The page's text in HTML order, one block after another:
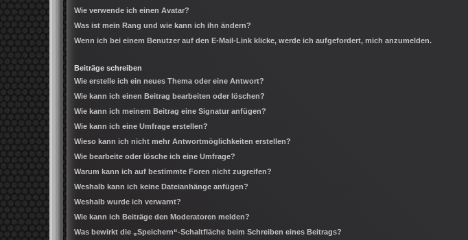
Wie verwende ich einen Avatar?
Was ist mein Rang und wie kann ich ihn ändern?
Wenn ich bei einem Benutzer auf den E-Mail-Link klicke, werde ich aufgefordert, mich anzumelden.
Beiträge schreiben
Wie erstelle ich ein neues Thema oder eine Antwort?
Wie kann ich einen Beitrag bearbeiten oder löschen?
Wie kann ich meinem Beitrag eine Signatur anfügen?
Wie kann ich eine Umfrage erstellen?
Wieso kann ich nicht mehr Antwortmöglichkeiten erstellen?
Wie bearbeite oder lösche ich eine Umfrage?
Warum kann ich auf bestimmte Foren nicht zugreifen?
Weshalb kann ich keine Dateianhänge anfügen?
Weshalb wurde ich verwarnt?
Wie kann ich Beiträge den Moderatoren melden?
Was bewirkt die „Speichern“-Schaltfläche beim Schreiben eines Beitrags?